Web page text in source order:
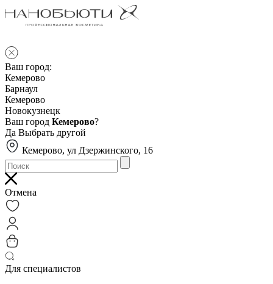
Ваш город:
Кемерово
Барнаул
Кемерово
Новокузнецк
Ваш город Кемерово?
Да Выбрать другой
Кемерово, ул Дзержинского, 16
Отмена
Для специалистов